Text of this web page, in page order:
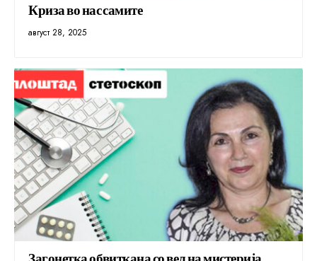
Криза во нас самите
август 28, 2025